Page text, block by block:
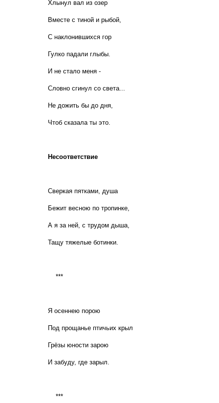
Хлынул вал из озер
Вместе с тиной и рыбой,
С наклонившихся гор
Гулко падали глыбы.
И не стало меня -
Словно сгинул со света...
Не дожить бы до дня,
Чтоб сказала ты это.
Несоответствие
Сверкая пятками, душа
Бежит весною по тропинке,
А я за ней, с трудом дыша,
Тащу тяжелые ботинки.
***
Я осеннею порою
Под прощанье птичьих крыл
Грёзы юности зарою
И забуду, где зарыл.
***